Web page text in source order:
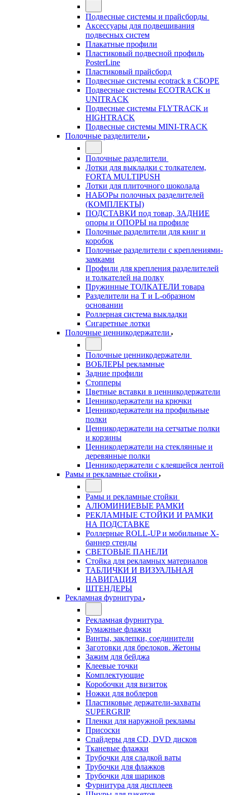
Подвесные системы и прайсборды
Аксессуары для подвешивания
подвесных систем
Плакатные профили
Пластиковый подвесной профиль
PosterLine
Пластиковый прайсборд
Подвесные системы ecotrack в СБОРЕ
Подвесные системы ECOTRACK и
UNITRACK
Подвесные системы FLYTRACK и
HIGHTRACK
Подвесные системы MINI-TRACK
Полочные разделители
Полочные разделители
Лотки для выкладки с толкателем,
FORTA MULTIPUSH
Лотки для плиточного шоколада
НАБОРы полочных разделителей
(КОМПЛЕКТЫ)
ПОДСТАВКИ под товар, ЗАДНИЕ
опоры и ОПОРЫ на профиле
Полочные разделители для книг и
коробок
Полочные разделители с креплениями-
замками
Профили для крепления разделителей
и толкателей на полку
Пружинные ТОЛКАТЕЛИ товара
Разделители на Т и L-образном
основании
Роллерная система выкладки
Сигаретные лотки
Полочные ценникодержатели
Полочные ценникодержатели
ВОБЛЕРЫ рекламные
Задние профили
Стопперы
Цветные вставки в ценникодержатели
Ценникодержатели на крючки
Ценникодержатели на профильные
полки
Ценникодержатели на сетчатые полки
и корзины
Ценникодержатели на стеклянные и
деревянные полки
Ценникодержатели с клеящейся лентой
Рамы и рекламные стойки
Рамы и рекламные стойки
АЛЮМИНИЕВЫЕ РАМКИ
РЕКЛАМНЫЕ СТОЙКИ И РАМКИ
НА ПОДСТАВКЕ
Роллерные ROLL-UP и мобильные X-
баннер стенды
СВЕТОВЫЕ ПАНЕЛИ
Стойка для рекламных материалов
ТАБЛИЧКИ И ВИЗУАЛЬНАЯ
НАВИГАЦИЯ
ШТЕНДЕРЫ
Рекламная фурнитура
Рекламная фурнитура
Бумажные флажки
Винты, заклепки, соединители
Заготовки для брелоков. Жетоны
Зажим для бейджа
Клеевые точки
Комплектующие
Коробочки для визиток
Ножки для воблеров
Пластиковые держатели-захваты
SUPERGRIP
Пленки для наружной рекламы
Присоски
Спайдеры для CD, DVD дисков
Тканевые флажки
Трубочки для сладкой ваты
Трубочки для флажков
Трубочки для шариков
Фурнитура для дисплеев